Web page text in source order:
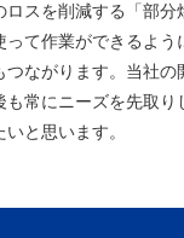
スを削減する「部
って作業ができるよ
ながります。当社
も常にニーズを先取
と思います。